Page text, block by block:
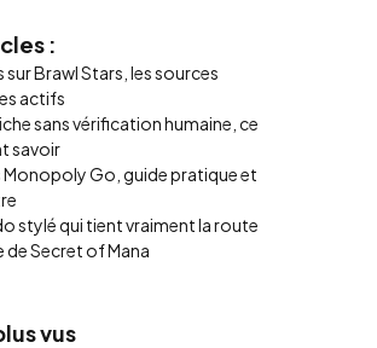
:
Brawl Stars, les sources
actifs
sans vérification humaine, ce
savoir
Monopoly Go, guide pratique et
stylé qui tient vraiment la route
Secret of Mana
vus